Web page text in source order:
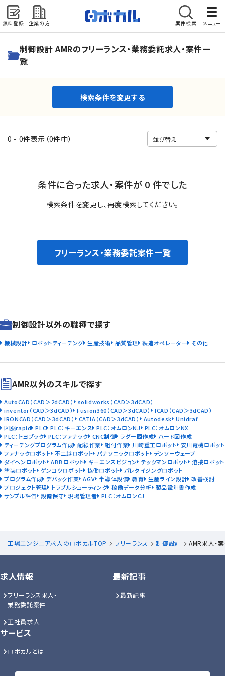
無料登録 企業の方 案件検索 メニュー
検索条件を変更する
制御設計 AMRのフリーランス・業務委託求人・案件一
覧
検索条件を変更する
0 - 0件表示（0件中）
条件に合った求人・案件が 0 件でした
検索条件を変更し、再度検索してください。
フリーランス・業務委託案件一覧
制御設計以外の職種で探す
機械設計 ロボットティーチング 生産技術 品質管理 製造オペレーター その他
AMR以外のスキルで探す
AutoCAD（CAD＞2dCAD）
solidworks（CAD＞3dCAD）
inventor（CAD＞3dCAD） Fusion360（CAD＞3dCAD）
ICAD（CAD＞3dCAD）
IRONCAD（CAD＞3dCAD）
CATIA（CAD＞3dCAD） Autodesk Unidraf
図脳rapid PLC PLC：キーエンス PLC：オムロンNJ
PLC：オムロンNX
PLC：トヨプック PLC：ファナック CNC制御 ラダー図作成
ハード図作成
ティーチングプログラム作成 配線作業 組付作業 川崎重工ロボット
安川電機ロボット
ファナックロボット
不二越ロボット パナソニックロボット デンソーウェーブ
ダイヘンロボット ABBロボット キーエンスビジョン テックマンロボット 溶接ロボット
塗装ロボット ゲンコツロボット 協働ロボット
パレタイジングロボット
プログラム作成 デバック作業 AGV 半導体設備 教育 生産ライン設計 改善検討
プロジェクト管理 トラブルシューティング 稼働データ分析 製品設計書作成
サンプル評価 設備保守 現場管理者 PLC：オムロンCJ
工場エンジニア求人のロボカルTOP フリーランス 制御設計 AMR求人・
求人情報
フリーランス求人・
業務委託案件
正社員求人
最新記事
最新記事
サービス
ロボカルとは